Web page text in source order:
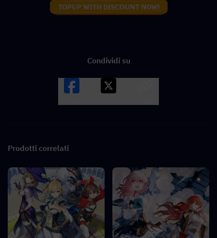
Condividi su
Prodotti correlati